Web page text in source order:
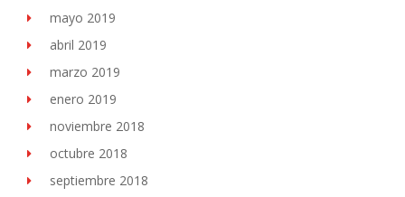
mayo 2019
abril 2019
marzo 2019
enero 2019
noviembre 2018
octubre 2018
septiembre 2018